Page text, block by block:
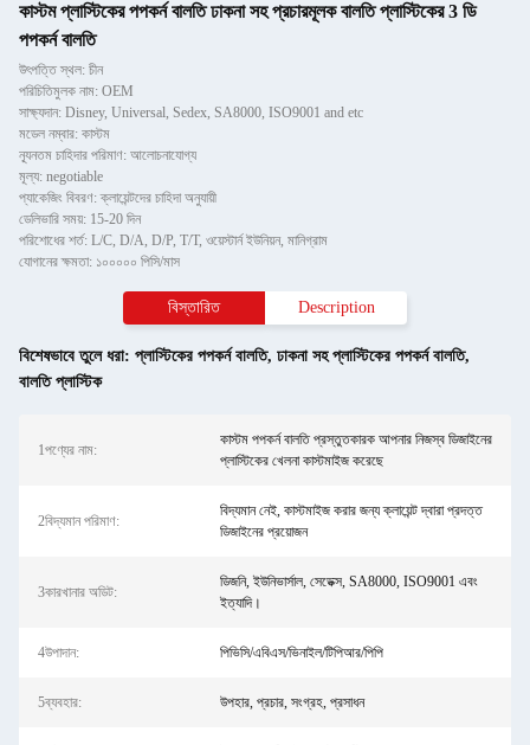
কাস্টম প্লাস্টিকের পপকর্ন বালতি ঢাকনা সহ প্রচারমূলক বালতি প্লাস্টিকের 3 ডি
পপকর্ন বালতি
উৎপত্তি স্থল: চীন
পরিচিতিমুলক নাম: OEM
সাক্ষ্যদান: Disney, Universal, Sedex, SA8000, ISO9001 and etc
মডেল নম্বার: কাস্টম
ন্যূনতম চাহিদার পরিমাণ: আলোচনাযোগ্য
মূল্য: negotiable
প্যাকেজিং বিবরণ: ক্লায়েন্টদের চাহিদা অনুযায়ী
ডেলিভারি সময়: 15-20 দিন
পরিশোধের শর্ত: L/C, D/A, D/P, T/T, ওয়েস্টার্ন ইউনিয়ন, মানিগ্রাম
যোগানের ক্ষমতা: ১০০০০০ পিসি/মাস
বিস্তারিত Description
বিশেষভাবে তুলে ধরা: প্লাস্টিকের পপকর্ন বালতি, ঢাকনা সহ প্লাস্টিকের পপকর্ন বালতি,
বালতি প্লাস্টিক
1পণ্যের নাম:
কাস্টম পপকর্ন বালতি প্রস্তুতকারক আপনার নিজস্ব ডিজাইনের
প্লাস্টিকের খেলনা কাস্টমাইজ করেছে
2বিদ্যমান পরিমাণ:
বিদ্যমান নেই, কাস্টমাইজ করার জন্য ক্লায়েন্ট দ্বারা প্রদত্ত
ডিজাইনের প্রয়োজন
3কারখানার অডিট:
ডিজনি, ইউনিভার্সাল, সেডেক্স, SA8000, ISO9001 এবং
ইত্যাদি।
4উপাদান: পিভিসি/এবিএস/ভিনাইল/টিপিআর/পিপি
5ব্যবহার: উপহার, প্রচার, সংগ্রহ, প্রসাধন